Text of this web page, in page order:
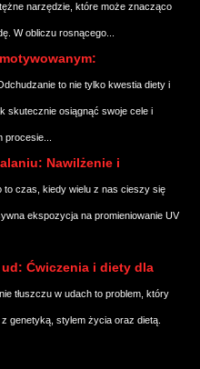
narzędzie, które może znacząco
W obliczu rosnącego...
to nie tylko kwestia diety i
skutecznie osiągnąć swoje cele i
procesie...
Nawilżenie i
to czas, kiedy wielu z nas cieszy się
ekspozycja na promieniowanie UV
Ćwiczenia i diety dla
tłuszczu w udach to problem, który
genetyką, stylem życia oraz dietą.